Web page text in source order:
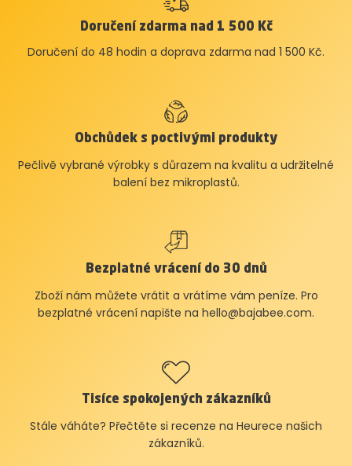
Doručení zdarma nad 1 500 Kč
Doručení do 48 hodin a doprava zdarma nad 1 500 Kč.
Obchůdek s poctivými produkty
Pečlivě vybrané výrobky s důrazem na kvalitu a udržitelné
balení bez mikroplastů.
Bezplatné vrácení do 30 dnů
Zboží nám můžete vrátit a vrátíme vám peníze. Pro
bezplatné vrácení napište na hello@bajabee.com.
Tisíce spokojených zákazníků
Stále váháte? Přečtěte si recenze na Heurece našich
zákazníků.